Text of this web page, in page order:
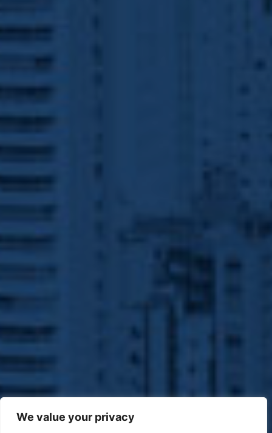
We value your privacy